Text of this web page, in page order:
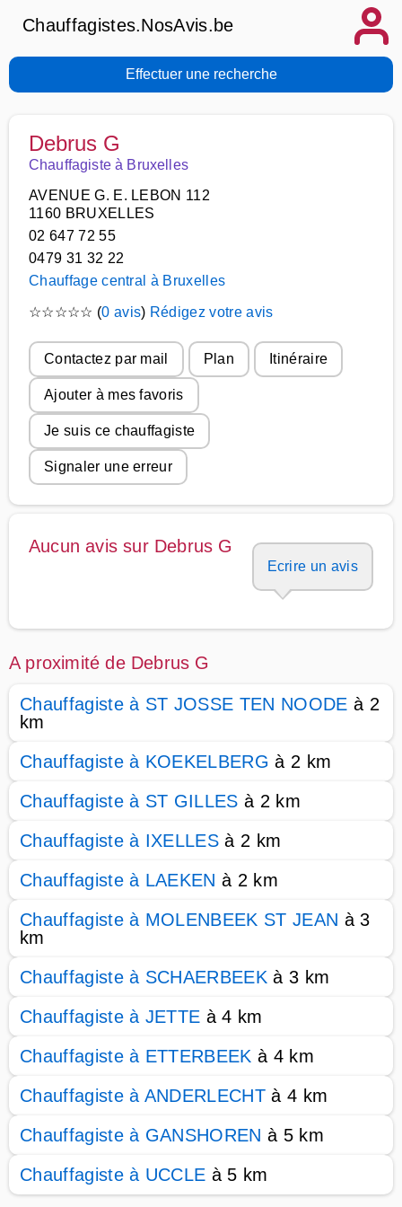
Chauffagistes.NosAvis.be
Effectuer une recherche
Debrus G
Chauffagiste à Bruxelles
AVENUE G. E. LEBON 112
1160 BRUXELLES
02 647 72 55
0479 31 32 22
Chauffage central à Bruxelles
☆☆☆☆☆ (0 avis) Rédigez votre avis
Contactez par mail Plan Itinéraire
Ajouter à mes favoris
Je suis ce chauffagiste
Signaler une erreur
Aucun avis sur Debrus G
Ecrire un avis
A proximité de Debrus G
Chauffagiste à ST JOSSE TEN NOODE à 2
km
Chauffagiste à KOEKELBERG à 2 km
Chauffagiste à ST GILLES à 2 km
Chauffagiste à IXELLES à 2 km
Chauffagiste à LAEKEN à 2 km
Chauffagiste à MOLENBEEK ST JEAN à 3
km
Chauffagiste à SCHAERBEEK à 3 km
Chauffagiste à JETTE à 4 km
Chauffagiste à ETTERBEEK à 4 km
Chauffagiste à ANDERLECHT à 4 km
Chauffagiste à GANSHOREN à 5 km
Chauffagiste à UCCLE à 5 km